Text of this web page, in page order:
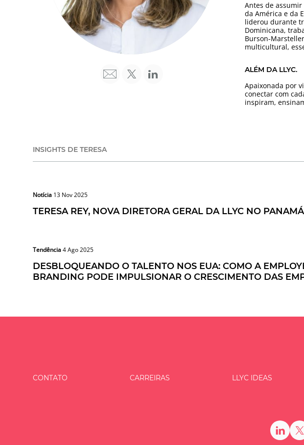
Antes de
da América e da
liderou durante
Dominicana,
Burson-
multicultural,
ALÉM DA LLYC.
Apaixonada por
conectar com
inspiram,
INSIGHTS DE TERESA
Notícia 13 Nov 2025
TERESA REY, NOVA DIRETORA GERAL DA LLYC NO PANAMÁ
Tendência4 Ago 2025
DESBLOQUEANDO O TALENTO NOS EUA: COMO A
BRANDING PODE IMPULSIONAR O CRESCIMENTO DAS
CONTATO CARREIRAS LLYC IDEAS